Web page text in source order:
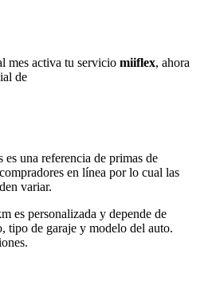
mes activa tu servicio miiflex, ahora
de
una referencia de primas de
en línea por lo cual las
variar.
es personalizada y depende de
tipo de garaje y modelo del auto.